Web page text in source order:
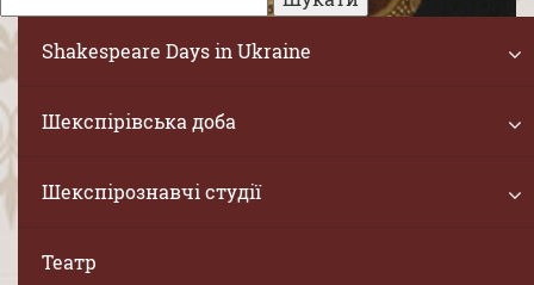
Shakespeare Days in Ukraine
Шекспірівська доба
Шекспірознавчі студії
Театр